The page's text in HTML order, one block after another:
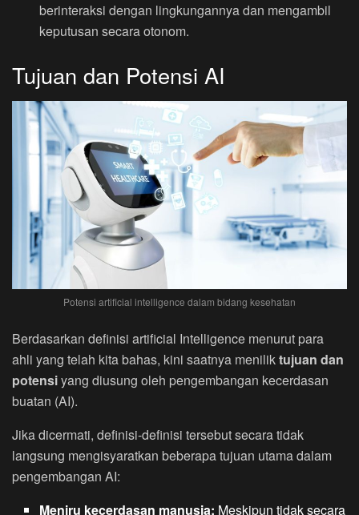
berinteraksi dengan lingkungannya dan mengambil
keputusan secara otonom.
Tujuan dan Potensi AI
Potensi artificial intelligence dalam bidang kesehatan
Berdasarkan definisi artificial Intelligence menurut para
ahli yang telah kita bahas, kini saatnya meniliktujuan dan
potensiyang diusung oleh pengembangan kecerdasan
buatan (AI).
Jika dicermati, definisi-definisi tersebut secara tidak
langsung mengisyaratkan beberapa tujuan utama dalam
pengembangan AI:
Meniru kecerdasan manusia: Meskipun tidak secara